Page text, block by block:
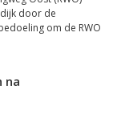
door de
om de RWO
na